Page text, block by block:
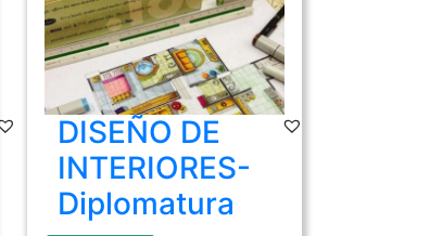
DISEÑO DE
INTERIORES-
Diplomatura